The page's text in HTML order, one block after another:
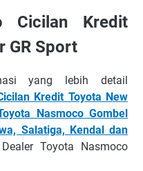
Cicilan Kredit
GR Sport
yang lebih detail
Kredit Toyota New
Nasmoco Gombel
Salatiga, Kendal dan
Toyota Nasmoco